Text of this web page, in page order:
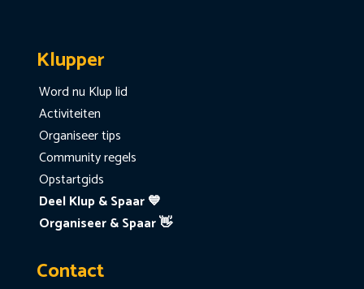
Klupper
Word nu Klup lid
Activiteiten
Organiseer tips
Community regels
Opstartgids
Deel Klup & Spaar 💙
Organiseer & Spaar 👋
Contact